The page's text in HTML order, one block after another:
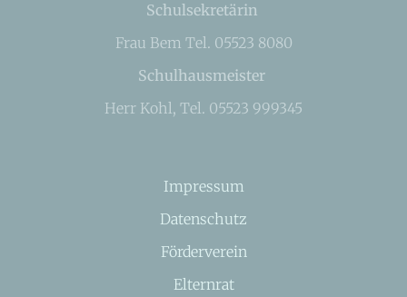
Schulsekretärin
Frau Bem Tel. 05523 8080
Schulhausmeister
Herr Kohl, Tel. 05523 999345
Impressum
Datenschutz
Förderverein
Elternrat